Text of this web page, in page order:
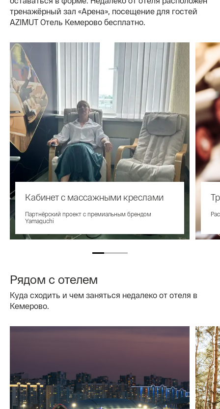
тренажёрный зал «Арена», посещение для гостей
AZIMUT Отель Кемерово бесплатно.
Кабинет с массажными креслами
Партнёрский проект с премиальным брендом
Yamaguchi
Рядом с отелем
Куда сходить и чем заняться недалеко от отеля в
Кемерово.